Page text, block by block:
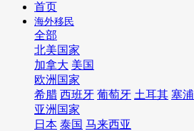
首页
海外移民
全部
北美国家
加拿大 美国
欧洲国家
希腊 西班牙 葡萄牙 土耳其 塞
亚洲国家
日本 泰国 马来西亚